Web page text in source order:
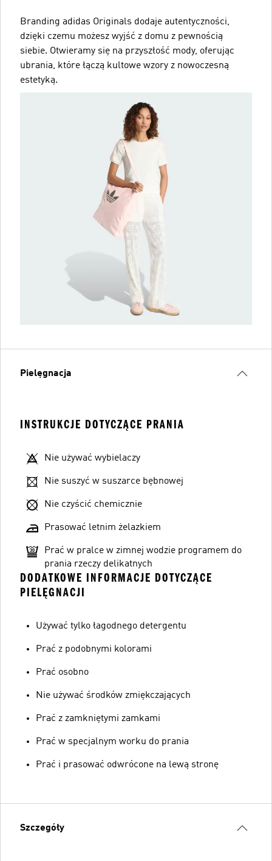
Branding adidas Originals dodaje autentyczności,
dzięki czemu możesz wyjść z domu z pewnością
siebie. Otwieramy się na przyszłość mody, oferując
ubrania, które łączą kultowe wzory z nowoczesną
estetyką.
Pielęgnacja
INSTRUKCJE DOTYCZĄCE PRANIA
Nie używać wybielaczy
Nie suszyć w suszarce bębnowej
Nie czyścić chemicznie
Prasować letnim żelazkiem
Prać w pralce w zimnej wodzie programem do
prania rzeczy delikatnych
DODATKOWE INFORMACJE DOTYCZĄCE
PIELĘGNACJI
Używać tylko łagodnego detergentu
Prać z podobnymi kolorami
Prać osobno
Nie używać środków zmiękczających
Prać z zamkniętymi zamkami
Prać w specjalnym worku do prania
Prać i prasować odwrócone na lewą stronę
Szczegóły